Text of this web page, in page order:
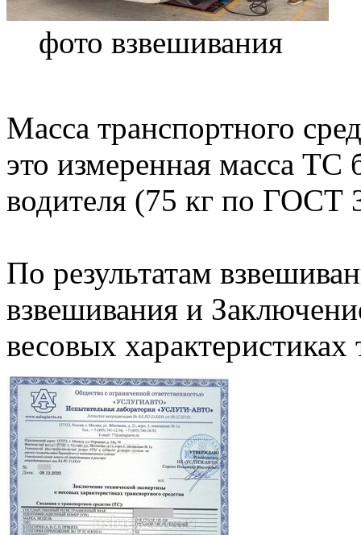
фото взвешивания
Масса транспортного
это измеренная масса ТС
водителя (75 кг по
По результатам
взвешивания и
весовых характеристиках